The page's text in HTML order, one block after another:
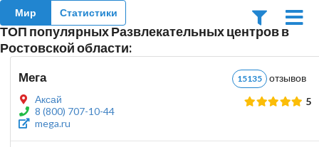
Мир Статистики
ТОП популярных Развлекательных центров в
Ростовской области:
Мега 15135
Аксай
8 (800) 707-10-44
mega.ru
5